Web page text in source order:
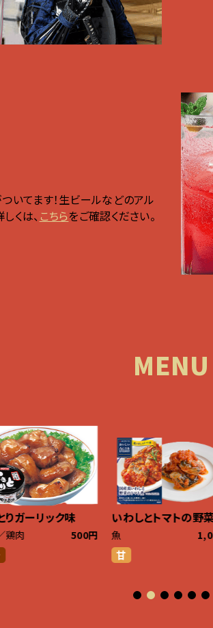
いてます！生ビールなどのアル
くは、 こちらをご確認ください。
MENU
りガーリック味
鶏肉
500円
いわしとトマトの野
魚
甘